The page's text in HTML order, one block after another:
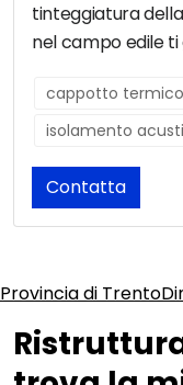
tinteggiatura
nel campo edile
cappotto termico
isolamento
Contatta
Provincia di Trento